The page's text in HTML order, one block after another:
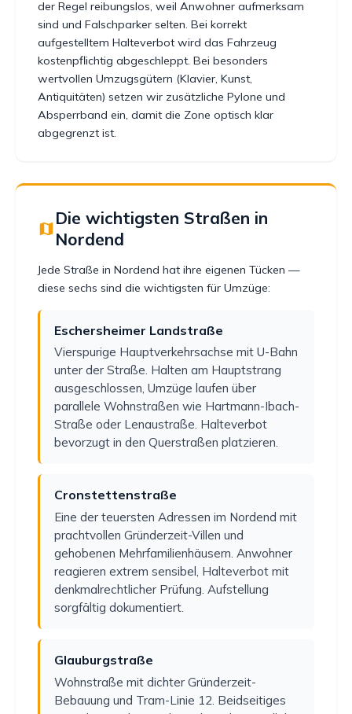
der Regel reibungslos, weil Anwohner aufmerksam
sind und Falschparker selten. Bei korrekt
aufgestelltem Halteverbot wird das Fahrzeug
kostenpflichtig abgeschleppt. Bei besonders
wertvollen Umzugsgütern (Klavier, Kunst,
Antiquitäten) setzen wir zusätzliche Pylone und
Absperrband ein, damit die Zone optisch klar
abgegrenzt ist.
Die wichtigsten Straßen in
Nordend
Jede Straße in Nordend hat ihre eigenen Tücken —
diese sechs sind die wichtigsten für Umzüge:
Eschersheimer Landstraße
Vierspurige Hauptverkehrsachse mit U-Bahn
unter der Straße. Halten am Hauptstrang
ausgeschlossen, Umzüge laufen über
parallele Wohnstraßen wie Hartmann-Ibach-
Straße oder Lenaustraße. Halteverbot
bevorzugt in den Querstraßen platzieren.
Cronstettenstraße
Eine der teuersten Adressen im Nordend mit
prachtvollen Gründerzeit-Villen und
gehobenen Mehrfamilienhäusern. Anwohner
reagieren extrem sensibel, Halteverbot mit
denkmalrechtlicher Prüfung. Aufstellung
sorgfältig dokumentiert.
Glauburgstraße
Wohnstraße mit dichter Gründerzeit-
Bebauung und Tram-Linie 12. Beidseitiges